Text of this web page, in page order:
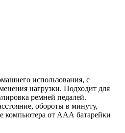
использования, с
нагрузки. Подходит для
ремней педалей.
обороты в минуту,
компьютера от ААА батарейки